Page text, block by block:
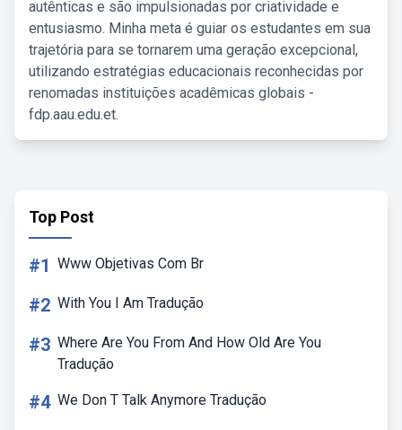
autênticas e são impulsionadas por criatividade e
entusiasmo. Minha meta é guiar os estudantes em sua
trajetória para se tornarem uma geração excepcional,
utilizando estratégias educacionais reconhecidas por
renomadas instituições acadêmicas globais -
fdp.aau.edu.et.
Top Post
#1 Www Objetivas Com Br
#2 With You I Am Tradução
#3 Where Are You From And How Old Are You
Tradução
#4 We Don T Talk Anymore Tradução